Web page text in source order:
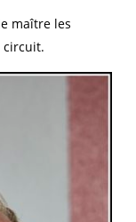
maître les
circuit.